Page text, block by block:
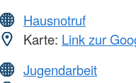
Hausnotruf
Karte: Link zur
Jugendarbeit